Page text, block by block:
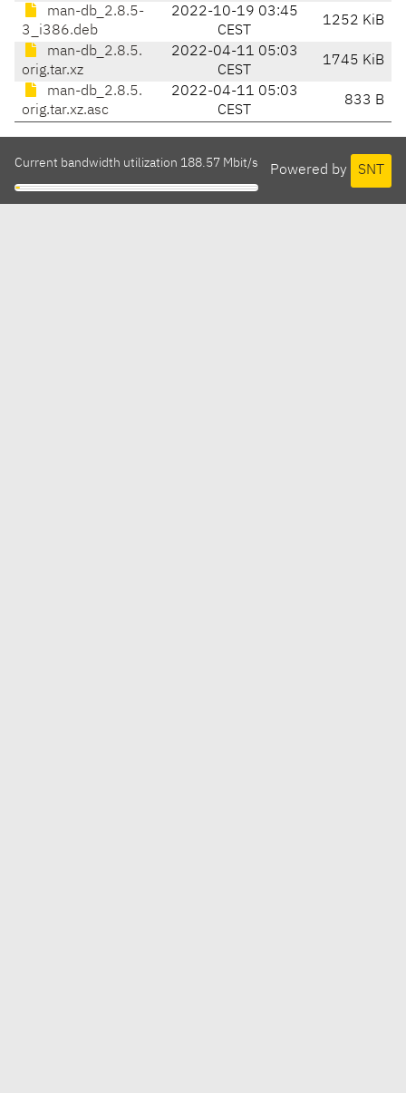
man-db_2.8.5-
3_i386.deb
2022-10-19 03:45
CEST
1252 KiB
man-db_2.8.5.
orig.tar.xz
2022-04-11 05:03
CEST
1745 KiB
man-db_2.8.5.
orig.tar.xz.asc
2022-04-11 05:03
CEST
833 B
Powered by SNT
Current bandwidth utilization 188.57 Mbit/s